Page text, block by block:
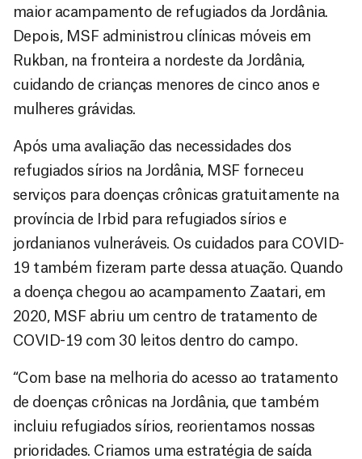
maior acampamento de refugiados da Jordânia.
Depois, MSF administrou clínicas móveis em
Rukban, na fronteira a nordeste da Jordânia,
cuidando de crianças menores de cinco anos e
mulheres grávidas.
Após uma avaliação das necessidades dos
refugiados sírios na Jordânia, MSF forneceu
serviços para doenças crônicas gratuitamente na
província de Irbid para refugiados sírios e
jordanianos vulneráveis. Os cuidados para COVID-
19 também fizeram parte dessa atuação. Quando
a doença chegou ao acampamento Zaatari, em
2020, MSF abriu um centro de tratamento de
COVID-19 com 30 leitos dentro do campo.
“Com base na melhoria do acesso ao tratamento
de doenças crônicas na Jordânia, que também
incluiu refugiados sírios, reorientamos nossas
prioridades. Criamos uma estratégia de saída